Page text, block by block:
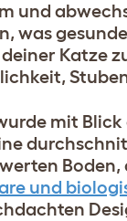
und
was
Katze
mit
und